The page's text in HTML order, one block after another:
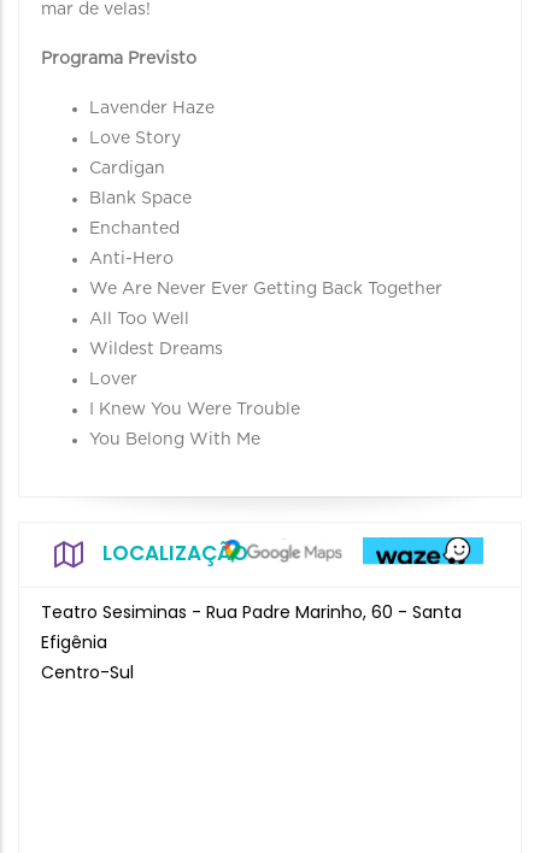
mar de velas!
Programa Previsto
Lavender Haze
Love Story
Cardigan
Blank Space
Enchanted
Anti-Hero
We Are Never Ever Getting Back Together
All Too Well
Wildest Dreams
Lover
I Knew You Were Trouble
You Belong With Me
LOCALIZAÇÃO
Teatro Sesiminas - Rua Padre Marinho, 60 - Santa
Efigênia
Centro-Sul